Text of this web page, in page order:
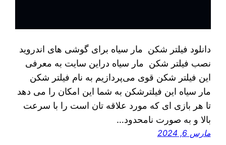
دانلود فیلتر شکن مار سیاه برای گوشی های اندروید
نصب فیلتر شکن مار سیاه دراین سایت به معرفی
این فیلتر شکن قوی می‌پردازیم به نام فیلتر شکن
مار سیاه این فیلترشکن به شما این امکان را می دهد
تا هر بازی ای که مورد علاقه تان است را با سرعت
بالا و به صورت نامحدود…
مارس 6, 2024